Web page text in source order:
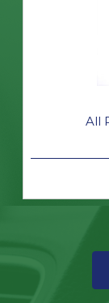
All